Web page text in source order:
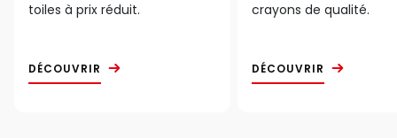
toiles à prix réduit.
DÉCOUVRIR
crayons de qualité.
DÉCOUVRIR